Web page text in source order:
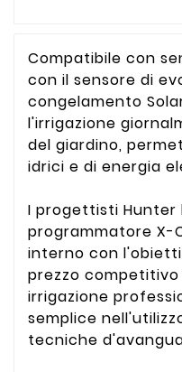
Compatibile con
con il sensore di
congelamento
l'irrigazione
del giardino,
idrici e di energia
I progettisti Hunter
programmatore X-
interno con
prezzo
irrigazione
semplice
tecniche